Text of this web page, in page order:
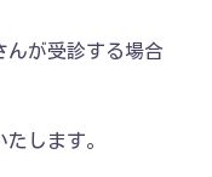
んが受診する場合
します。